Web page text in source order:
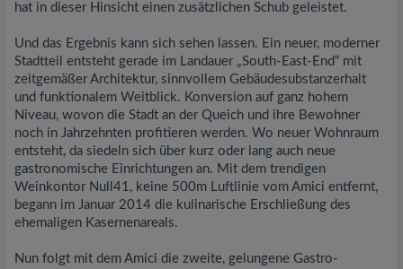
hat in dieser Hinsicht einen zusätzlichen Schub geleistet.
Und das Ergebnis kann sich sehen lassen. Ein neuer, moderner
Stadtteil entsteht gerade im Landauer „South-East-End“ mit
zeitgemäßer Architektur, sinnvollem Gebäudesubstanzerhalt
und funktionalem Weitblick. Konversion auf ganz hohem
Niveau, wovon die Stadt an der Queich und ihre Bewohner
noch in Jahrzehnten profitieren werden. Wo neuer Wohnraum
entsteht, da siedeln sich über kurz oder lang auch neue
gastronomische Einrichtungen an. Mit dem trendigen
Weinkontor Null41, keine 500m Luftlinie vom Amici entfernt,
begann im Januar 2014 die kulinarische Erschließung des
ehemaligen Kasernenareals.
Nun folgt mit dem Amici die zweite, gelungene Gastro-